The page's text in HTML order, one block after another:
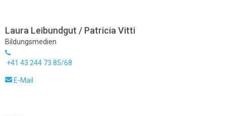
Laura Leibundgut / Patricia Vitti
Bildungsmedien
+41 43 244 73 85/68
E-Mail